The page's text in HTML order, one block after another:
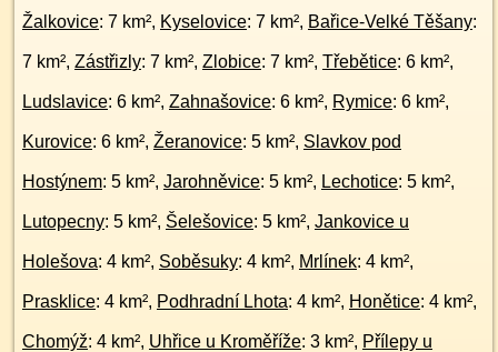
Žalkovice: 7 km², Kyselovice: 7 km², Bařice-Velké Těšany:
7 km², Zástřizly: 7 km², Zlobice: 7 km², Třebětice: 6 km²,
Ludslavice: 6 km², Zahnašovice: 6 km², Rymice: 6 km²,
Kurovice: 6 km², Žeranovice: 5 km², Slavkov pod
Hostýnem: 5 km², Jarohněvice: 5 km², Lechotice: 5 km²,
Lutopecny: 5 km², Šelešovice: 5 km², Jankovice u
Holešova: 4 km², Soběsuky: 4 km², Mrlínek: 4 km²,
Prasklice: 4 km², Podhradní Lhota: 4 km², Honětice: 4 km²,
Chomýž: 4 km², Uhřice u Kroměříže: 3 km², Přílepy u